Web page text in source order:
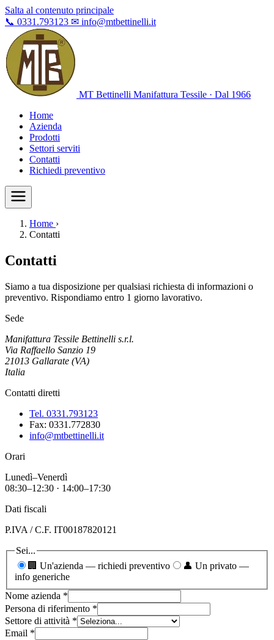
Salta al contenuto principale
📞 0331.793123 ✉ info@mtbettinelli.it
MT Bettinelli Manifattura Tessile · Dal 1966
Home
Azienda
Prodotti
Settori serviti
Contatti
Richiedi preventivo
Home ›
Contatti
Contatti
Siamo a tua disposizione per qualsiasi richiesta di informazioni o
preventivo. Rispondiamo entro 1 giorno lavorativo.
Sede
Manifattura Tessile Bettinelli s.r.l.
Via Raffaello Sanzio 19
21013 Gallarate (VA)
Italia
Contatti diretti
Tel. 0331.793123
Fax: 0331.772830
info@mtbettinelli.it
Orari
Lunedì–Venerdì
08:30–12:30 · 14:00–17:30
Dati fiscali
P.IVA / C.F. IT00187820121
Sei...
🏢 Un'azienda — richiedi preventivo
👤 Un privato —
info generiche
Nome azienda *
Persona di riferimento *
Settore di attività *
Email *